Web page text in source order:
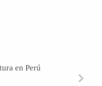
en Perú